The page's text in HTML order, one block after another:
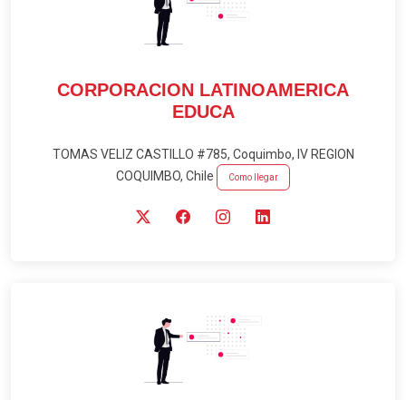
CORPORACION LATINOAMERICA
EDUCA
TOMAS VELIZ CASTILLO #785, Coquimbo, IV REGION
COQUIMBO, Chile
Como llegar